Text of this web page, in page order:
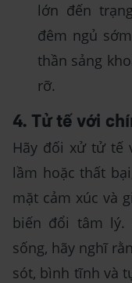
lớn đến
đêm ngủ
thần sảng
rỡ.
4. Tử tế với
Hãy đối xử tử tế
lầm hoặc thất
mặt cảm xúc và
biến đổi tâm lý.
sống, hãy nghĩ
sót, bình tĩnh và